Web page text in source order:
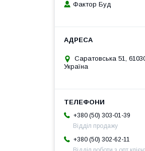
Фактор Буд
Саратовська 51,
Україна
+380 (50) 303-01-39
Відділ продажу
+380 (50) 302-62-11